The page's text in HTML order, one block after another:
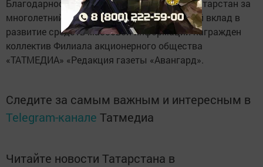
Благодарностью Президента Республики Татарстан за
многолетний плодотворный труд и большой вклад в
развитие средств массовой информации награжден
коллектив Филиала акционерного общества
«ТАТМЕДИА» «Редакция газеты «Авангард».
Следите за самым важным и интересным в
Telegram-канале Татмедиа
Читайте новости Татарстана в